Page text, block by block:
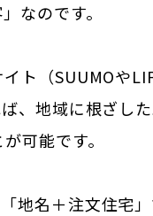
なのです。
ト（SUUMOや
、地域に根ざし
可能です。
地名＋注文住宅